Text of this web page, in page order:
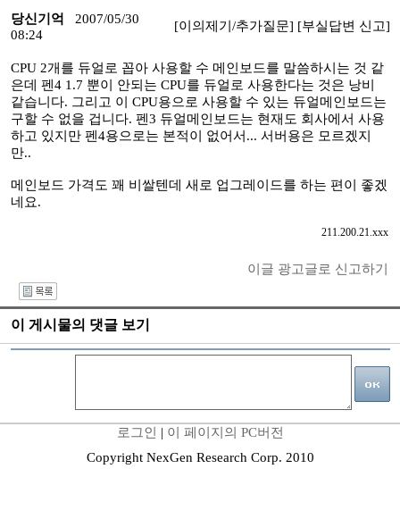
당신기억
2007/05/30
08:24
[이의제기/추가질문] [부실답변 신고]
CPU 2개를 듀얼로 꼽아 사용할 수 메인보드를 말씀하시는 것 같
은데 펜4 1.7 뿐이 안되는 CPU를 듀얼로 사용한다는 것은 낭비
같습니다. 그리고 이 CPU용으로 사용할 수 있는 듀얼메인보드는
구할 수 없을 겁니다. 펜3 듀얼메인보드는 현재도 회사에서 사용
하고 있지만 펜4용으로는 본적이 없어서... 서버용은 모르겠지
만..
메인보드 가격도 꽤 비쌀텐데 새로 업그레이드를 하는 편이 좋겠
네요.
211.200.21.xxx
이글 광고글로 신고하기
이 게시물의 댓글 보기
로그인 | 이 페이지의 PC버전
Copyright NexGen Research Corp. 2010